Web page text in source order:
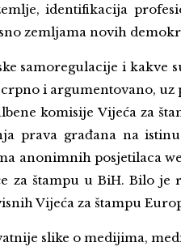
identifikacija
zemljama novih
samoregulacije i kakve
i argumentovano,
komisije Vijeća za
prava građana na
anonimnih posjetilaca
za štampu u BiH. Bilo
Vijeća za štampu
slike o medijima,